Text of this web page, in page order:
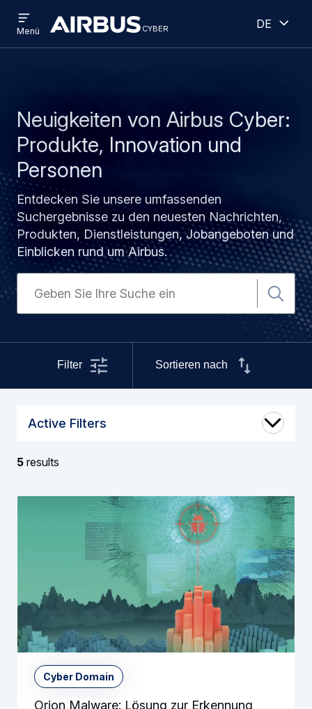
zum
Inhalt
to
search
cyber cyber
menu
Menü
Deutsch
Neuigkeiten von Airbus Cyber:
Produkte, Innovation und
Personen
Entdecken Sie unsere umfassenden
Suchergebnisse zu den neuesten Nachrichten,
Produkten, Dienstleistungen, Jobangeboten und
Einblicken rund um Airbus.
Search
Filter Sortieren nach
Active Filters
5 results
Suchergebnisse
Orion Malware: Lösung zur Erkennung
Cyber Domain